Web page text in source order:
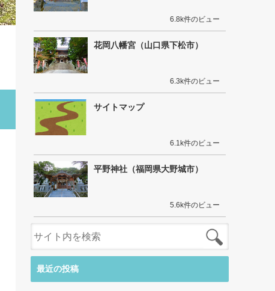
6.8k件のビュー
花岡八幡宮（山口県下松市）
6.3k件のビュー
サイトマップ
6.1k件のビュー
平野神社（福岡県大野城市）
5.6k件のビュー
最近の投稿